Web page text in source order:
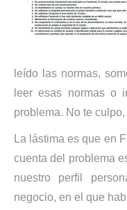
leído las normas,
leer esas normas o
problema. No te
La lástima es que en
cuenta del problema
nuestro perfil
negocio, en el que